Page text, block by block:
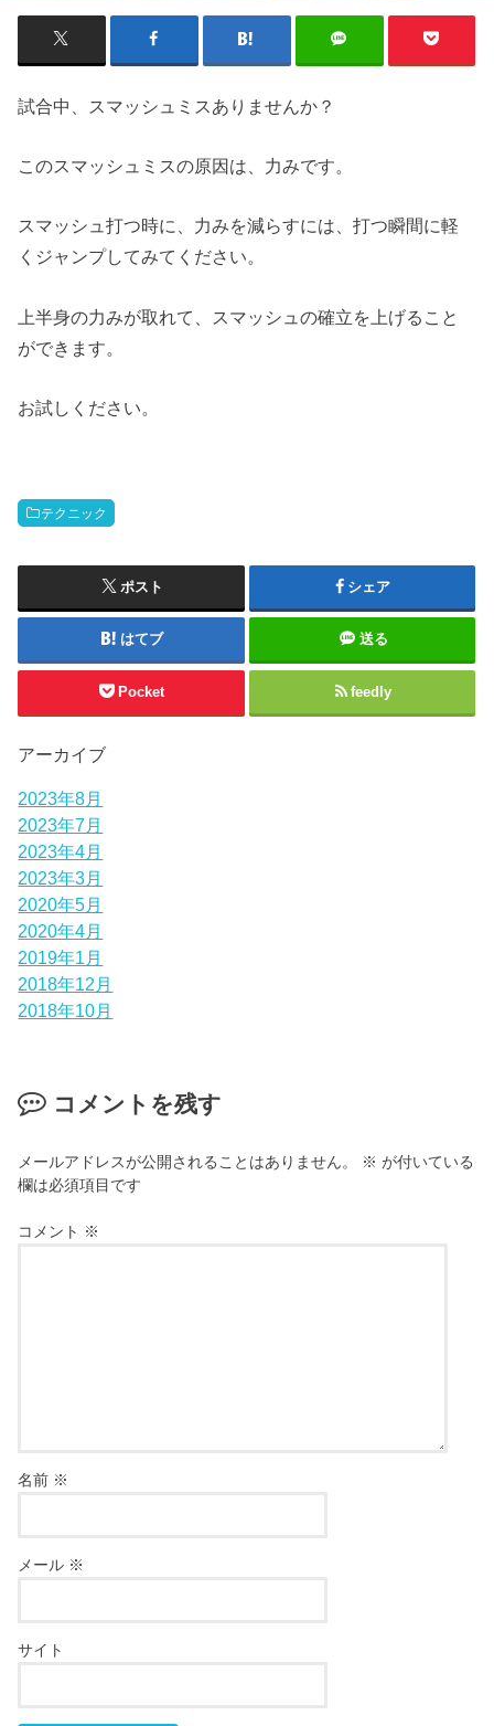
試合中、スマッシュミスありませんか？
このスマッシュミスの原因は、力みです。
スマッシュ打つ時に、力みを減らすには、打つ瞬間に軽
くジャンプしてみてください。
上半身の力みが取れて、スマッシュの確立を上げること
ができます。
お試しください。
テクニック
ポスト シェア
はてブ 送る
Pocket feedly
アーカイブ
2023年8月
2023年7月
2023年4月
2023年3月
2020年5月
2020年4月
2019年1月
2018年12月
2018年10月
コメントを残す
メールアドレスが公開されることはありません。 ※ が付いている
欄は必須項目です
コメント ※
名前 ※
メール ※
サイト